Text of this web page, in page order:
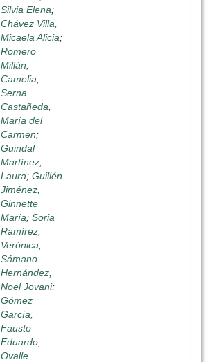
Silvia Elena;
Chávez Villa,
Micaela Alicia;
Romero
Millán,
Camelia;
Serna
Castañeda,
María del
Carmen;
Guindal
Martínez,
Laura;Guillén
Jiménez,
Ginnette
María;Soria
Ramírez,
Verónica;
Sámano
Hernández,
Noel Jovani;
Gómez
García,
Fausto
Eduardo;
Ovalle